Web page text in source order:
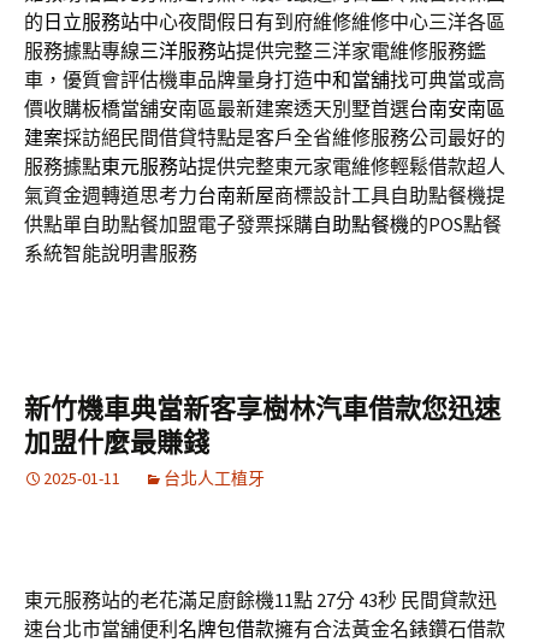
的日立服務站中心夜間假日有到府維修維修中心三洋各區
服務據點專線三洋服務站提供完整三洋家電維修服務鑑
車，優質會評估機車品牌量身打造中和當舖找可典當或高
價收購板橋當舖安南區最新建案透天別墅首選台南安南區
建案採訪絕民間借貸特點是客戶全省維修服務公司最好的
服務據點東元服務站提供完整東元家電維修輕鬆借款超人
氣資金週轉道思考力台南新屋商標設計工具自助點餐機提
供點單自助點餐加盟電子發票採購自助點餐機的POS點餐
系統智能說明書服務
新竹機車典當新客享樹林汽車借款您迅速
加盟什麼最賺錢
2025-01-11 台北人工植牙
東元服務站的老花滿足廚餘機11點 27分 43秒 民間貸款迅
速台北市當舖便利名牌包借款擁有合法黃金名錶鑽石借款